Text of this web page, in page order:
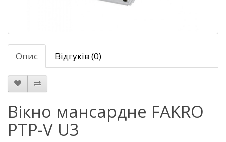
Опис Відгуків (0)
Вікно мансардне FAKRO
PTP-V U3